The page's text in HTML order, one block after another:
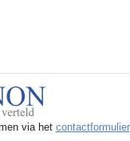
via het contactformulier